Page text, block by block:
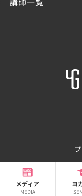
メディア
MEDIA
ヨ